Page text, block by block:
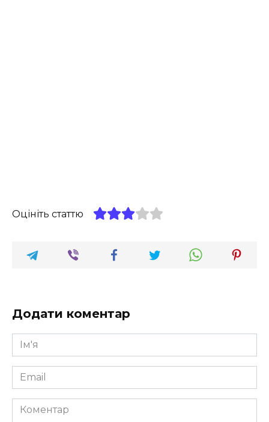
Оцініть статтю
Додати коментар
Ім'я
*
Email
*
Коментар